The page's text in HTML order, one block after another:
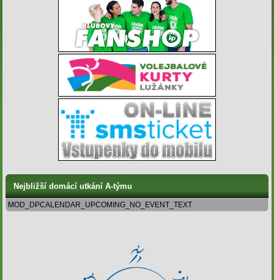
Nejbližší domácí utkání A-týmu
MOD_DPCALENDAR_UPCOMING_NO_EVENT_TEXT